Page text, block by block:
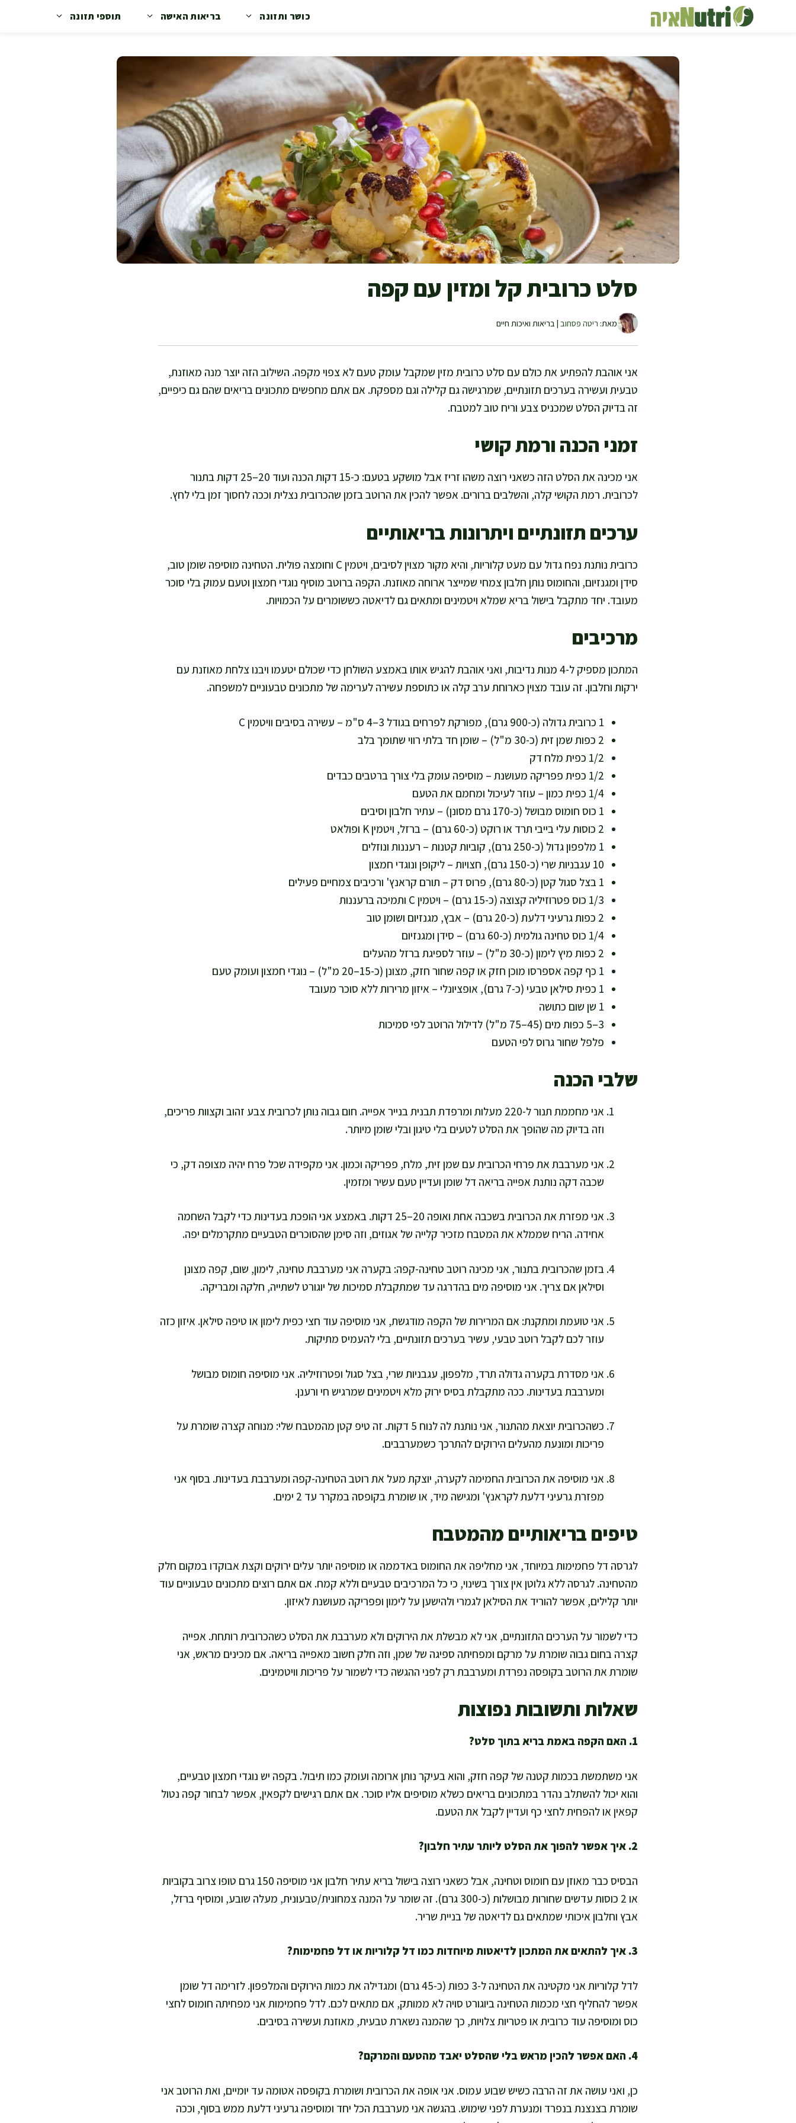
כושר ותזונה בריאות האישה תוספי תזונה
סלט כרובית קל ומזין עם קפה
מאת: ריטה פסחוב | בריאות ואיכות חיים
אני אוהבת להפתיע את כולם עם סלט כרובית מזין שמקבל עומק טעם לא צפוי מקפה. השילוב הזה יוצר מנה מאוזנת,
טבעית ועשירה בערכים תזונתיים, שמרגישה גם קלילה וגם מספקת. אם אתם מחפשים מתכונים בריאים שהם גם כיפיים,
זה בדיוק הסלט שמכניס צבע וריח טוב למטבח.
זמני הכנה ורמת קושי
אני מכינה את הסלט הזה כשאני רוצה משהו זריז אבל מושקע בטעם: כ-15 דקות הכנה ועוד 20–25 דקות בתנור
לכרובית. רמת הקושי קלה, והשלבים ברורים. אפשר להכין את הרוטב בזמן שהכרובית נצלית וככה לחסוך זמן בלי לחץ.
ערכים תזונתיים ויתרונות בריאותיים
כרובית נותנת נפח גדול עם מעט קלוריות, והיא מקור מצוין לסיבים, ויטמין C וחומצה פולית. הטחינה מוסיפה שומן טוב,
סידן ומגנזיום, והחומוס נותן חלבון צמחי שמייצר ארוחה מאוזנת. הקפה ברוטב מוסיף נוגדי חמצון וטעם עמוק בלי סוכר
מעובד. יחד מתקבל בישול בריא שמלא ויטמינים ומתאים גם לדיאטה כששומרים על הכמויות.
מרכיבים
המתכון מספיק ל-4 מנות נדיבות, ואני אוהבת להגיש אותו באמצע השולחן כדי שכולם יטעמו ויבנו צלחת מאוזנת עם
ירקות וחלבון. זה עובד מצוין כארוחת ערב קלה או כתוספת עשירה לערימה של מתכונים טבעוניים למשפחה.
1 כרובית גדולה (כ-900 גרם), מפורקת לפרחים בגודל 3–4 ס"מ – עשירה בסיבים וויטמין C
2 כפות שמן זית (כ-30 מ"ל) – שומן חד בלתי רווי שתומך בלב
1/2 כפית מלח דק
1/2 כפית פפריקה מעושנת – מוסיפה עומק בלי צורך ברטבים כבדים
1/4 כפית כמון – עוזר לעיכול ומחמם את הטעם
1 כוס חומוס מבושל (כ-170 גרם מסונן) – עתיר חלבון וסיבים
2 כוסות עלי בייבי תרד או רוקט (כ-60 גרם) – ברזל, ויטמין K ופולאט
1 מלפפון גדול (כ-250 גרם), קוביות קטנות – רעננות ונוזלים
10 עגבניות שרי (כ-150 גרם), חצויות – ליקופן ונוגדי חמצון
1 בצל סגול קטן (כ-80 גרם), פרוס דק – תורם קראנץ' ורכיבים צמחיים פעילים
1/3 כוס פטרוזיליה קצוצה (כ-15 גרם) – ויטמין C ותמיכה ברעננות
2 כפות גרעיני דלעת (כ-20 גרם) – אבץ, מגנזיום ושומן טוב
1/4 כוס טחינה גולמית (כ-60 גרם) – סידן ומגנזיום
2 כפות מיץ לימון (כ-30 מ"ל) – עוזר לספיגת ברזל מהעלים
1 כף קפה אספרסו מוכן חזק או קפה שחור חזק, מצונן (כ-15–20 מ"ל) – נוגדי חמצון ועומק טעם
1 כפית סילאן טבעי (כ-7 גרם), אופציונלי – איזון מרירות ללא סוכר מעובד
1 שן שום כתושה
3–5 כפות מים (45–75 מ"ל) לדילול הרוטב לפי סמיכות
פלפל שחור גרוס לפי הטעם
שלבי הכנה
אני מחממת תנור ל-220 מעלות ומרפדת תבנית בנייר אפייה. חום גבוה נותן לכרובית צבע זהוב וקצוות פריכים,
וזה בדיוק מה שהופך את הסלט לטעים בלי טיגון ובלי שומן מיותר.
אני מערבבת את פרחי הכרובית עם שמן זית, מלח, פפריקה וכמון. אני מקפידה שכל פרח יהיה מצופה דק, כי
שכבה דקה נותנת אפייה בריאה דל שומן ועדיין טעם עשיר ומזמין.
אני מפזרת את הכרובית בשכבה אחת ואופה 20–25 דקות. באמצע אני הופכת בעדינות כדי לקבל השחמה
אחידה. הריח שממלא את המטבח מזכיר קלייה של אגוזים, וזה סימן שהסוכרים הטבעיים מתקרמלים יפה.
בזמן שהכרובית בתנור, אני מכינה רוטב טחינה-קפה: בקערה אני מערבבת טחינה, לימון, שום, קפה מצונן
וסילאן אם צריך. אני מוסיפה מים בהדרגה עד שמתקבלת סמיכות של יוגורט לשתייה, חלקה ומבריקה.
אני טועמת ומתקנת: אם המרירות של הקפה מודגשת, אני מוסיפה עוד חצי כפית לימון או טיפה סילאן. איזון כזה
עוזר לכם לקבל רוטב טבעי, עשיר בערכים תזונתיים, בלי להעמיס מתיקות.
אני מסדרת בקערה גדולה תרד, מלפפון, עגבניות שרי, בצל סגול ופטרוזיליה. אני מוסיפה חומוס מבושל
ומערבבת בעדינות. ככה מתקבלת בסיס ירוק מלא ויטמינים שמרגיש חי ורענן.
כשהכרובית יוצאת מהתנור, אני נותנת לה לנוח 5 דקות. זה טיפ קטן מהמטבח שלי: מנוחה קצרה שומרת על
פריכות ומונעת מהעלים הירוקים להתרכך כשמערבבים.
אני מוסיפה את הכרובית החמימה לקערה, יוצקת מעל את רוטב הטחינה-קפה ומערבבת בעדינות. בסוף אני
מפזרת גרעיני דלעת לקראנץ' ומגישה מיד, או שומרת בקופסה במקרר עד 2 ימים.
טיפים בריאותיים מהמטבח
לגרסה דל פחמימות במיוחד, אני מחליפה את החומוס באדממה או מוסיפה יותר עלים ירוקים וקצת אבוקדו במקום חלק
מהטחינה. לגרסה ללא גלוטן אין צורך בשינוי, כי כל המרכיבים טבעיים וללא קמח. אם אתם רוצים מתכונים טבעוניים עוד
יותר קלילים, אפשר להוריד את הסילאן לגמרי ולהישען על לימון ופפריקה מעושנת לאיזון.
כדי לשמור על הערכים התזונתיים, אני לא מבשלת את הירוקים ולא מערבבת את הסלט כשהכרובית רותחת. אפייה
קצרה בחום גבוה שומרת על מרקם ומפחיתה ספיגה של שמן, וזה חלק חשוב מאפייה בריאה. אם מכינים מראש, אני
שומרת את הרוטב בקופסה נפרדת ומערבבת רק לפני ההגשה כדי לשמור על פריכות וויטמינים.
שאלות ותשובות נפוצות
1. האם הקפה באמת בריא בתוך סלט?
אני משתמשת בכמות קטנה של קפה חזק, והוא בעיקר נותן ארומה ועומק כמו תיבול. בקפה יש נוגדי חמצון טבעיים,
והוא יכול להשתלב נהדר במתכונים בריאים כשלא מוסיפים אליו סוכר. אם אתם רגישים לקפאין, אפשר לבחור קפה נטול
קפאין או להפחית לחצי כף ועדיין לקבל את הטעם.
2. איך אפשר להפוך את הסלט ליותר עתיר חלבון?
הבסיס כבר מאוזן עם חומוס וטחינה, אבל כשאני רוצה בישול בריא עתיר חלבון אני מוסיפה 150 גרם טופו צרוב בקוביות
או 2 כוסות עדשים שחורות מבושלות (כ-300 גרם). זה שומר על המנה צמחונית/טבעונית, מעלה שובע, ומוסיף ברזל,
אבץ וחלבון איכותי שמתאים גם לדיאטה של בניית שריר.
3. איך להתאים את המתכון לדיאטות מיוחדות כמו דל קלוריות או דל פחמימות?
לדל קלוריות אני מקטינה את הטחינה ל-3 כפות (כ-45 גרם) ומגדילה את כמות הירוקים והמלפפון. לזרימה דל שומן
אפשר להחליף חצי מכמות הטחינה ביוגורט סויה לא ממותק, אם מתאים לכם. לדל פחמימות אני מפחיתה חומוס לחצי
כוס ומוסיפה עוד כרובית או פטריות צלויות, כך שהמנה נשארת טבעית, מאוזנת ועשירה בסיבים.
4. האם אפשר להכין מראש בלי שהסלט יאבד מהטעם והמרקם?
כן, ואני עושה את זה הרבה כשיש שבוע עמוס. אני אופה את הכרובית ושומרת בקופסה אטומה עד יומיים, ואת הרוטב אני
שומרת בצנצנת בנפרד ומנערת לפני שימוש. בהגשה אני מערבבת הכל יחד ומוסיפה גרעיני דלעת ממש בסוף, וככה